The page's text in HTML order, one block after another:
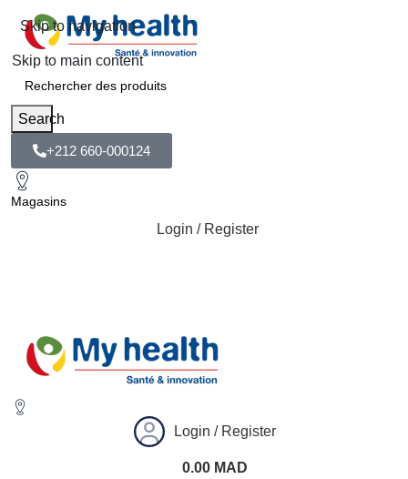
Skip to navigation
Skip to main content
Search
+212 660-000124
Magasins
Login / Register
Login / Register
0.00 MAD